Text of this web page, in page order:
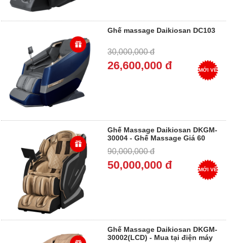
Ghế massage Daikiosan DC103
30,000,000 đ
26,600,000 đ MỚI VỀ
Ghế Massage Daikiosan DKGM-
30004 - Ghế Massage Giá 60
90,000,000 đ
50,000,000 đ MỚI VỀ
Ghế Massage Daikiosan DKGM-
30002(LCD) - Mua tại điện máy